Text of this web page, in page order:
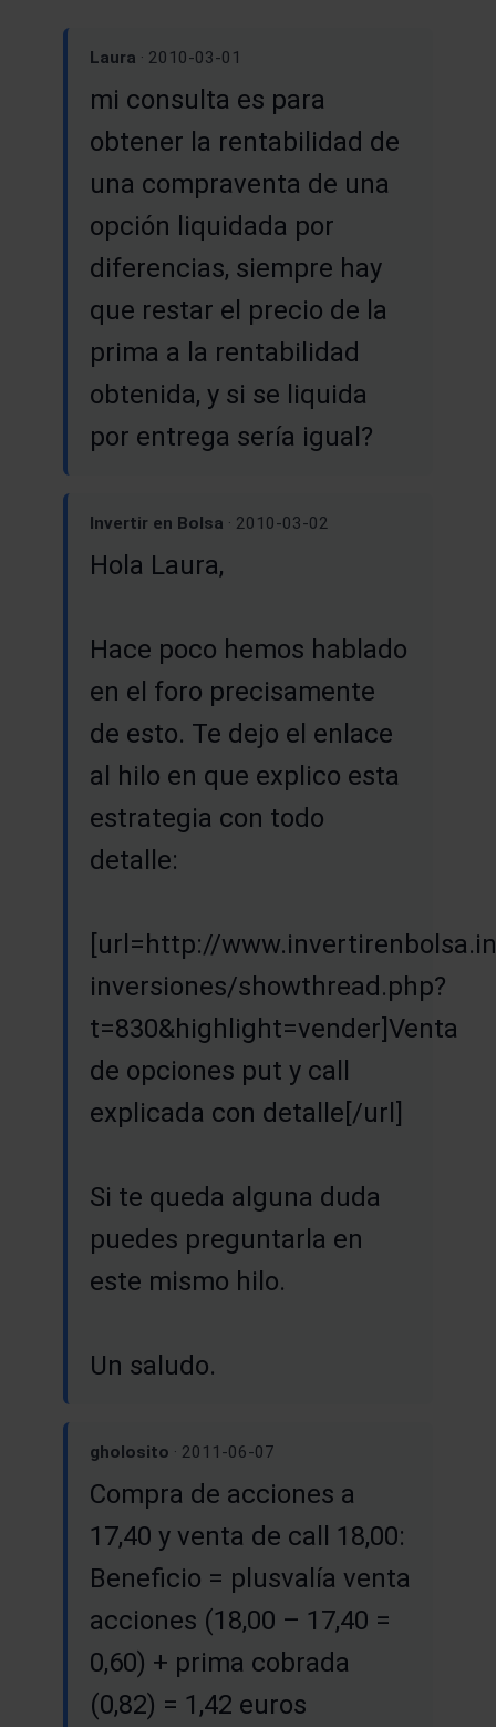
Laura · 2010-03-01
mi consulta es para
obtener la rentabilidad de
una compraventa de una
opción liquidada por
diferencias, siempre hay
que restar el precio de la
prima a la rentabilidad
obtenida, y si se liquida
por entrega sería igual?
Invertir en Bolsa · 2010-03-02
Hola Laura,
Hace poco hemos hablado
en el foro precisamente
de esto. Te dejo el enlace
al hilo en que explico esta
estrategia con todo
detalle:
[url=http://
inversiones/showthread.php?
t=830&highlight=vender]Venta
de opciones put y call
explicada con detalle[/url]
Si te queda alguna duda
puedes preguntarla en
este mismo hilo.
Un saludo.
gholosito · 2011-06-07
Compra de acciones a
17,40 y venta de call 18,00:
Beneficio = plusvalía venta
acciones (18,00 – 17,40 =
0,60) + prima cobrada
(0,82) = 1,42 euros